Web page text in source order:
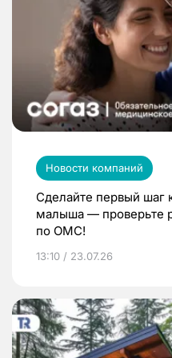
Новости компаний
Сделайте первый шаг
малыша — проверьте
по ОМС!
13:10 / 23.07.26